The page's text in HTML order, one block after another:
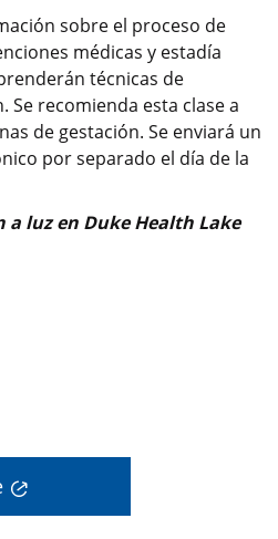
sobre el proceso de
médicas y estadía
técnicas de
Se recomienda esta clase a
de gestación. Se enviará un
por separado el día de la
a luz en Duke Health Lake